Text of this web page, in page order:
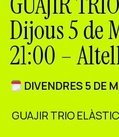
Productora de
Productora cultural
Agenda
Blog
Dijous 5 de
21:00 –
DIVENDRES 5 DE
GUAJIR TRIO ELÀSTIC